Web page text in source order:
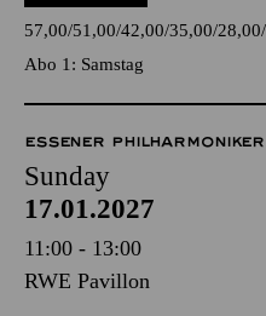
57,00 51,00 42,00 35,00 28,00
Abo 1: Samstag
ESSENER PHILHARMONIKER
Sunday
17.01.2027
11:00 - 13:00
RWE Pavillon